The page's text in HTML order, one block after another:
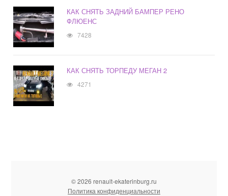
КАК СНЯТЬ ЗАДНИЙ БАМПЕР РЕНО
ФЛЮЕНС
7428
КАК СНЯТЬ ТОРПЕДУ МЕГАН 2
4271
© 2026 renault-ekaterinburg.ru
Политика конфиденциальности